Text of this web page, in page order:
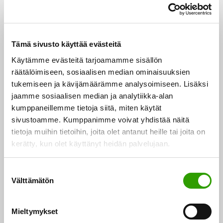
Tämä sivusto käyttää evästeitä
Käytämme evästeitä tarjoamamme sisällön
räätälöimiseen, sosiaalisen median ominaisuuksien
tukemiseen ja kävijämäärämme analysoimiseen. Lisäksi
jaamme sosiaalisen median ja analytiikka-alan
kumppaneillemme tietoja siitä, miten käytät
sivustoamme. Kumppanimme voivat yhdistää näitä
tietoja muihin tietoihin, joita olet antanut heille tai joita on
kerätty, kun olet käyttänyt heidän palvelujaan.
Välttämätön
Mieltymykset
Koirasusien kasvattaminen
kiellettyä kesäkuun alusta alkaen
Koirasusi on ollut Suomessa haitallinen vieraslaji ja
sen maahantuonti on ollut kiellettyä jo vuoden 2016
alusta. Uudella asetuksella kiellettiin nyt myös
koirasusien kasvattaminen. Koirasusia ei saa myydä,
ostaa tai muutenkaan pitää hallussa, eikä päästää
vapaaksi ympäristöön. Koirasusiksi määritellään
ensimmäisessä sukupolvessa.
Kieltojen tarkoituksena on turvata suden geneettinen